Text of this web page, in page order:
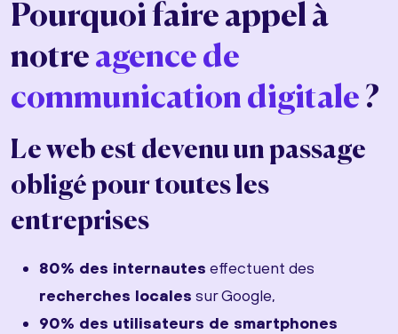
Pourquoi faire appel à
notre agence de
communication digitale ?
Le web est devenu un passage
obligé pour toutes les
entreprises
80% des internautes effectuent des
recherches locales sur Google,
90% des utilisateurs de smartphones